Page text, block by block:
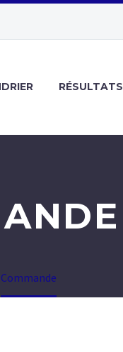
RÉSULTATS
Commande